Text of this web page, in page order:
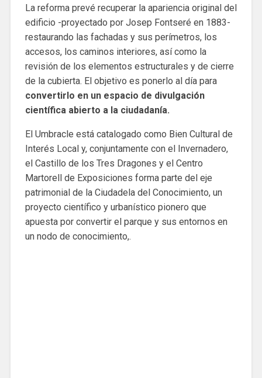
La reforma prevé recuperar la apariencia original del
edificio -proyectado por Josep Fontseré en 1883-
restaurando las fachadas y sus perímetros, los
accesos, los caminos interiores, así como la
revisión de los elementos estructurales y de cierre
de la cubierta. El objetivo es ponerlo al día para
convertirlo en un espacio de divulgación
científica abierto a la ciudadanía.
El Umbracle está catalogado como Bien Cultural de
Interés Local y, conjuntamente con el Invernadero,
el Castillo de los Tres Dragones y el Centro
Martorell de Exposiciones forma parte del eje
patrimonial de la Ciudadela del Conocimiento, un
proyecto científico y urbanístico pionero que
apuesta por convertir el parque y sus entornos en
un nodo de conocimiento,.